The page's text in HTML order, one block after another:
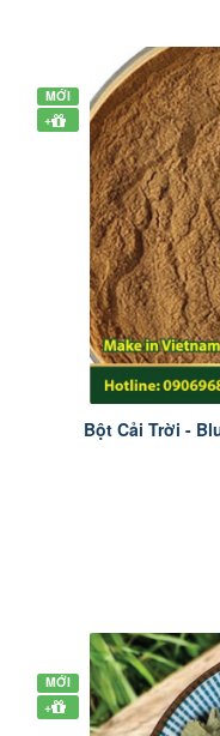
MỚI
+
Bột Cải Trời -
MỚI
+